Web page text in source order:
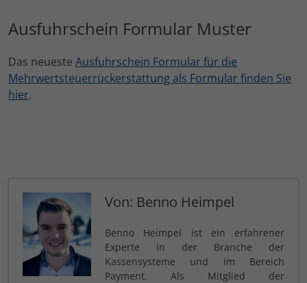
Ausfuhrschein Formular Muster
Das neueste Ausfuhrschein Formular für die
Mehrwertsteuerrückerstattung als Formular finden Sie
hier.
Von: Benno Heimpel
Benno Heimpel ist ein erfahrener
Experte in der Branche der
Kassensysteme und im Bereich
Payment. Als Mitglied der